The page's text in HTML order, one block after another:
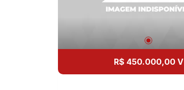
R$ 450.000,00 V